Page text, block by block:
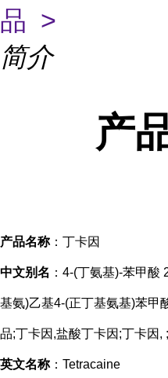
品 >
简介
产
产品名称：丁卡因
中文别名 ：4-(丁氨基)-苯甲酸
基氨)乙基4-(正丁基氨基)苯甲
品;丁卡因,盐酸丁卡因;丁卡因,
英文名称：Tetracaine